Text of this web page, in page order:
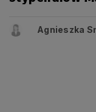
Agnieszka